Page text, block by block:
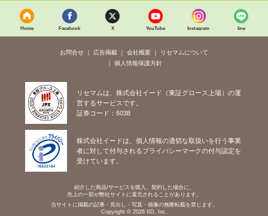
Home Facebook X YouTube Instagram line
お問合せ 広告掲載 会社概要
リセマムについて
個人情報保護方針
リセマムは、株式会社イード（東証グロース上場）の運
営するサービスです。
証券コード：6038
株式会社イードは、個人情報の適切な取扱いを行う事業
者に対して付与されるプライバシーマークの付与認定を
受けています。
紹介した商品/サービスを購入、契約した場合に、
売上の一部が弊社サイトに還元されることがあります。
当サイトに掲載の記事・見出し・写真・画像の無断転載を禁じます。
Copyright © 2026 IID, Inc.